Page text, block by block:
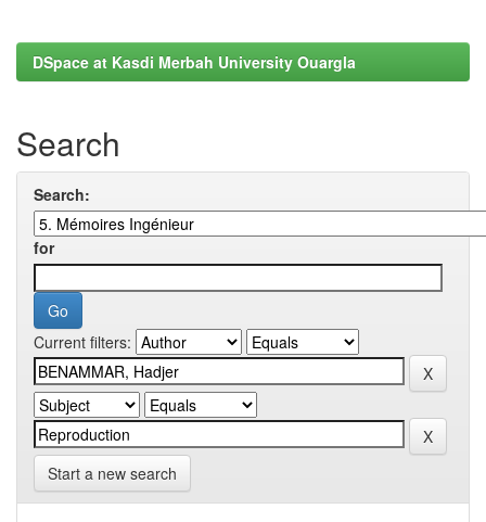
DSpace at Kasdi Merbah University Ouargla
Search
Search:
for
Current filters:
Start a new search